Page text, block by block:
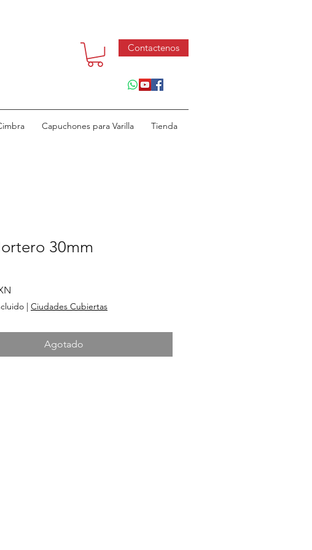
Contactenos
Capuchones para Varilla Tienda
30mm
| Ciudades Cubiertas
Agotado